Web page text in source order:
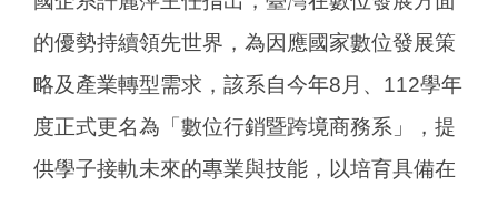
的優勢持續領先世界，為因應國家數位發展策
略及產業轉型需求，該系自今年8月、112學年
度正式更名為「數位行銷暨跨境商務系」，提
供學子接軌未來的專業與技能，以培育具備在